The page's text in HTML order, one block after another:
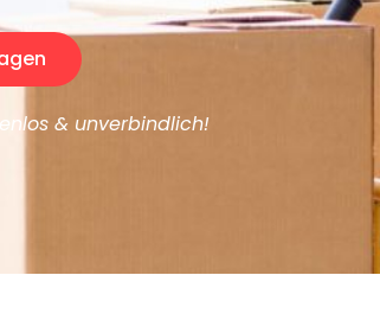
& unverbindlich!